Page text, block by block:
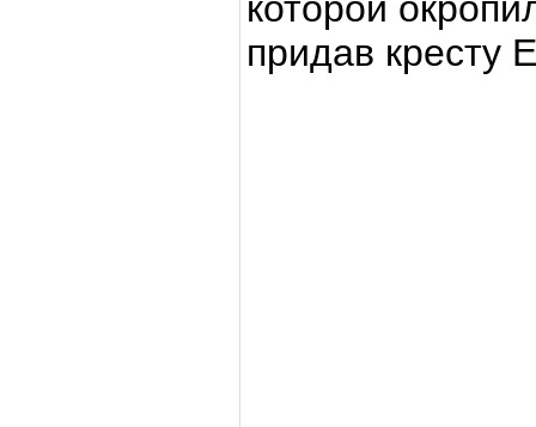
придав кресту